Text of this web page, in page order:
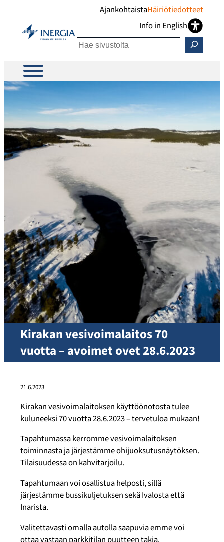
AjankohtaistaHäiriötiedotteet
Info in English
Etsi
Kirakan vesivoimalaitos 70
vuotta – avoimet ovet 28.6.2023
21.6.2023
Kirakan vesivoimalaitoksen käyttöönotosta tulee
kuluneeksi 70 vuotta 28.6.2023 – tervetuloa mukaan!
Tapahtumassa kerromme vesivoimalaitoksen
toiminnasta ja järjestämme ohijuoksutusnäytöksen.
Tilaisuudessa on kahvitarjoilu.
Tapahtumaan voi osallistua helposti, sillä
järjestämme bussikuljetuksen sekä Ivalosta että
Inarista.
Valitettavasti omalla autolla saapuvia emme voi